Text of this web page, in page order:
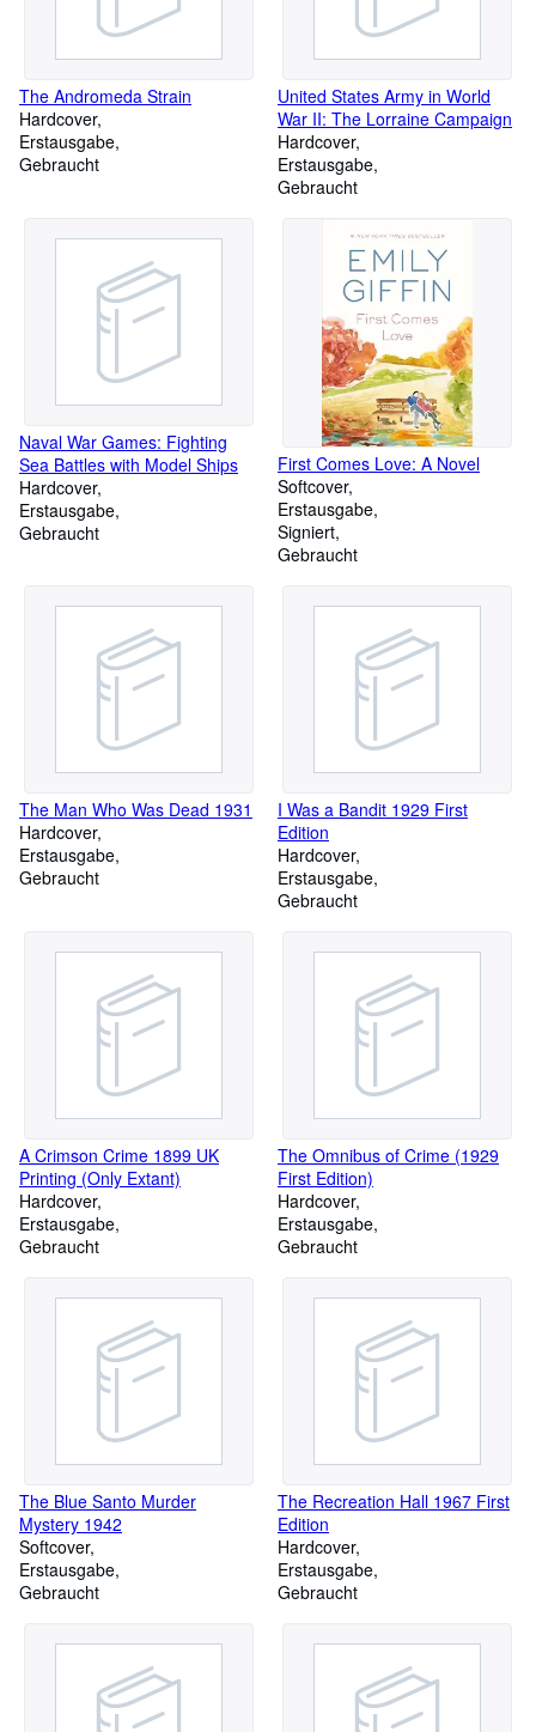
The Andromeda Strain
Hardcover
Erstausgabe
Gebraucht
United States Army in World
War II: The Lorraine Campaign
Hardcover
Erstausgabe
Gebraucht
Naval War Games: Fighting
Sea Battles with Model Ships
Hardcover
Erstausgabe
Gebraucht
First Comes Love: A Novel
Softcover
Erstausgabe
Signiert
Gebraucht
The Man Who Was Dead 1931
Hardcover
Erstausgabe
Gebraucht
I Was a Bandit 1929 First
Edition
Hardcover
Erstausgabe
Gebraucht
A Crimson Crime 1899 UK
Printing (Only Extant)
Hardcover
Erstausgabe
Gebraucht
The Omnibus of Crime (1929
First Edition)
Hardcover
Erstausgabe
Gebraucht
The Blue Santo Murder
Mystery 1942
Softcover
Erstausgabe
Gebraucht
The Recreation Hall 1967 First
Edition
Hardcover
Erstausgabe
Gebraucht